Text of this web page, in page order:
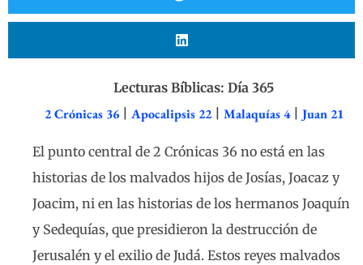
Lecturas Bíblicas: Día 365
2 Crónicas 36| Apocalipsis 22| Malaquías 4| Juan 21
El punto central de 2 Crónicas 36 no está en las
historias de los malvados hijos de Josías, Joacaz y
Joacim, ni en las historias de los hermanos Joaquín
y Sedequías, que presidieron la destrucción de
Jerusalén y el exilio de Judá. Estos reyes malvados